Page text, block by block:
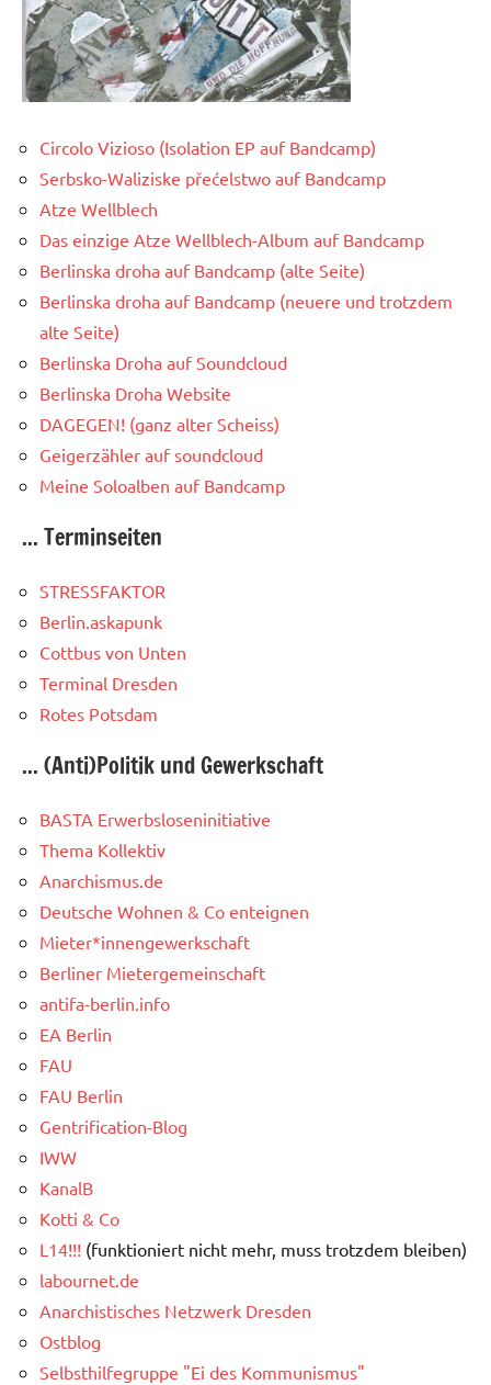
Circolo Vizioso (Isolation EP auf Bandcamp)
Serbsko-Waliziske přećelstwo auf Bandcamp
Atze Wellblech
Das einzige Atze Wellblech-Album auf Bandcamp
Berlinska droha auf Bandcamp (alte Seite)
Berlinska droha auf Bandcamp (neuere und trotzdem
alte Seite)
Berlinska Droha auf Soundcloud
Berlinska Droha Website
DAGEGEN! (ganz alter Scheiss)
Geigerzähler auf soundcloud
Meine Soloalben auf Bandcamp
... Terminseiten
STRESSFAKTOR
Berlin.askapunk
Cottbus von Unten
Terminal Dresden
Rotes Potsdam
... (Anti)Politik und Gewerkschaft
BASTA Erwerbsloseninitiative
Thema Kollektiv
Anarchismus.de
Deutsche Wohnen & Co enteignen
Mieter*innengewerkschaft
Berliner Mietergemeinschaft
antifa-berlin.info
EA Berlin
FAU
FAU Berlin
Gentrification-Blog
IWW
KanalB
Kotti & Co
L14!!! (funktioniert nicht mehr, muss trotzdem bleiben)
labournet.de
Anarchistisches Netzwerk Dresden
Ostblog
Selbsthilfegruppe "Ei des Kommunismus"